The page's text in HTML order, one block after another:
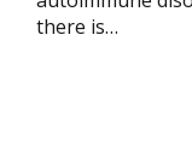
there is…